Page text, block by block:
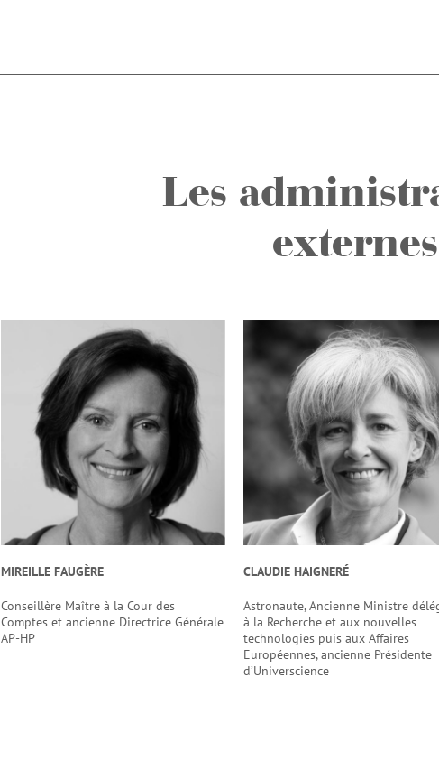
Les
externes
MIREILLE FAUGÈRE
Conseillère Maître à la Cour des
Comptes et ancienne Directrice Générale
AP-HP
CLAUDIE HAIGNERÉ
Astronaute, Ancienne Ministre
à la Recherche et aux nouvelles
technologies puis aux Affaires
Européennes, ancienne Présidente
d’Universcience